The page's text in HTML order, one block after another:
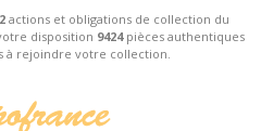
actions et obligations de collection du
disposition 9424pièces authentiques
à rejoindre votre collection.